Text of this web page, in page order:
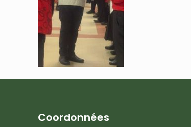
Coordonnées